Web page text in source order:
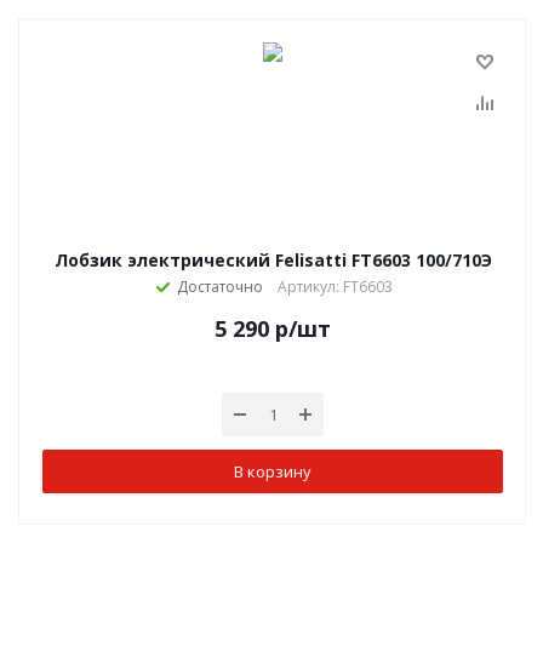
Лобзик электрический Felisatti FT6603 100/710Э
Достаточно Артикул: FT6603
5 290 р/шт
В корзину